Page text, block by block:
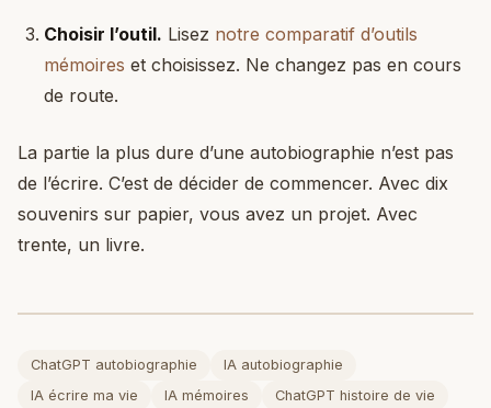
Choisir l’outil. Lisez notre comparatif d’outils
mémoires et choisissez. Ne changez pas en cours
de route.
La partie la plus dure d’une autobiographie n’est pas
de l’écrire. C’est de décider de commencer. Avec dix
souvenirs sur papier, vous avez un projet. Avec
trente, un livre.
ChatGPT autobiographie
IA autobiographie
IA écrire ma vie
IA mémoires
ChatGPT histoire de vie